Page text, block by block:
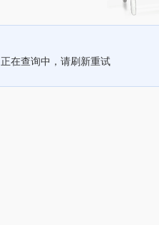
正在查询中，请刷新重试